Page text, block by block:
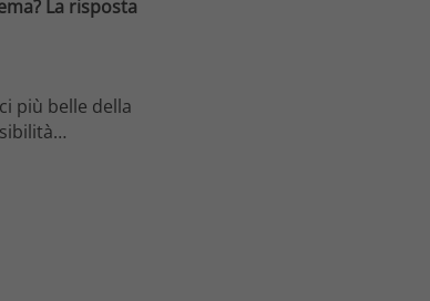
La risposta
più belle della